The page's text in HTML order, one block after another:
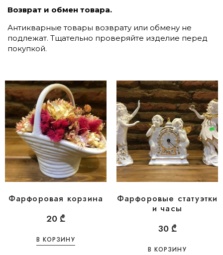
Возврат и обмен товара.
Антикварные товары возврату или обмену не
подлежат. Тщательно проверяйте изделие перед
покупкой.
Фарфоровая корзина
20 ₾
В КОРЗИНУ
Фарфоровые статуэтки
и часы
30 ₾
В КОРЗИНУ